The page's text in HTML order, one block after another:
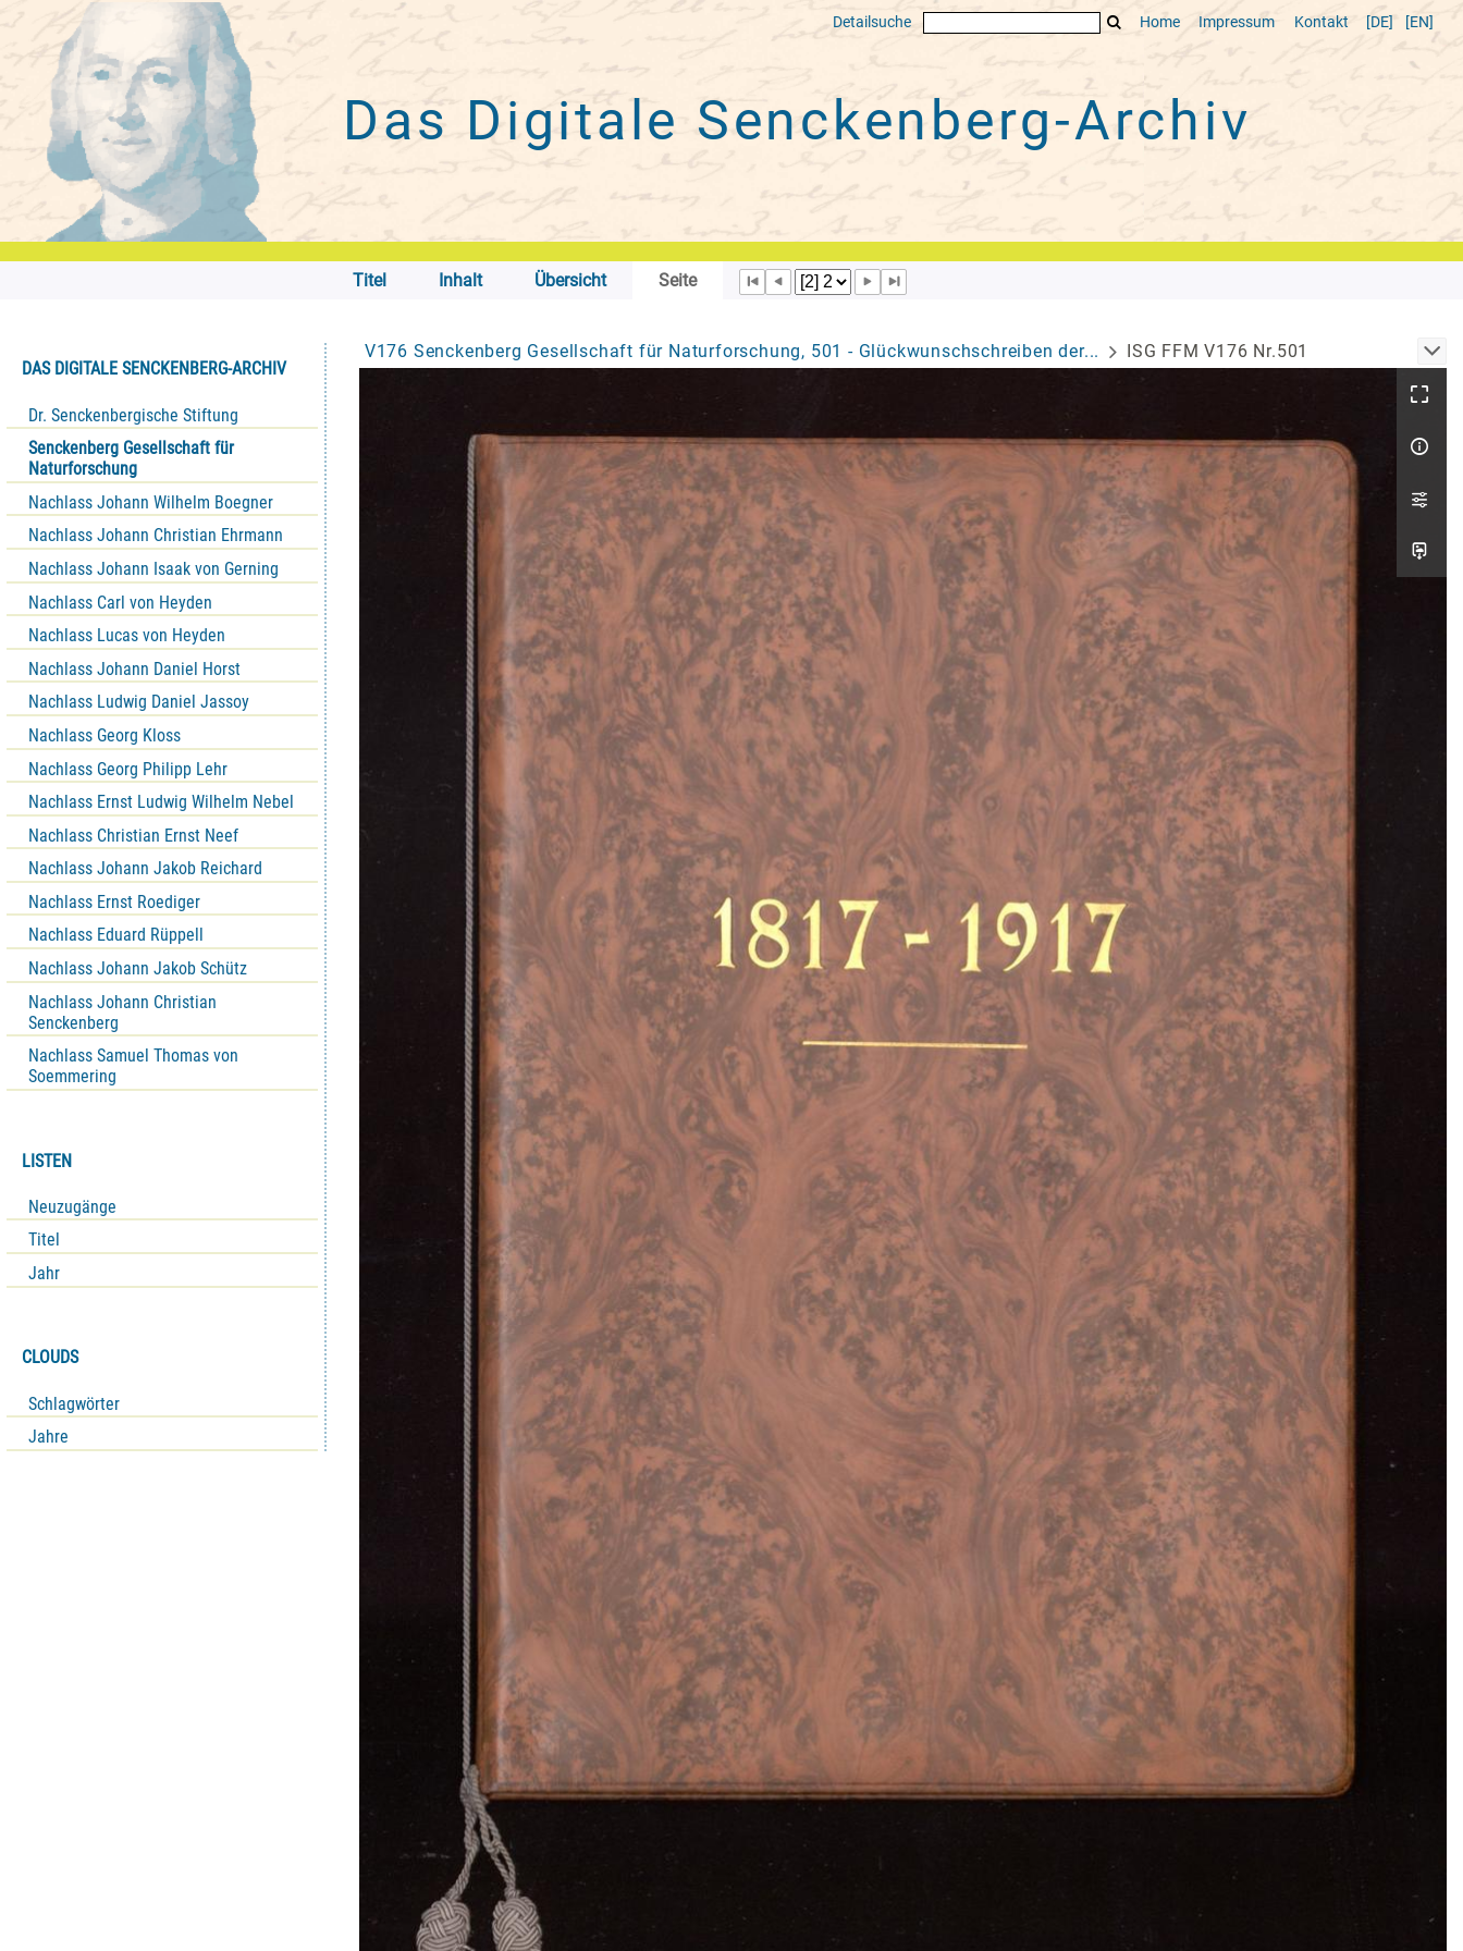
Detailsuche Home Impressum Kontakt [DE] [EN]
Das Digitale Senckenberg-Archiv
Titel Inhalt Übersicht Seite
DAS DIGITALE SENCKENBERG-ARCHIV
Dr. Senckenbergische Stiftung
Senckenberg Gesellschaft für
Naturforschung
Nachlass Johann Wilhelm Boegner
Nachlass Johann Christian Ehrmann
Nachlass Johann Isaak von Gerning
Nachlass Carl von Heyden
Nachlass Lucas von Heyden
Nachlass Johann Daniel Horst
Nachlass Ludwig Daniel Jassoy
Nachlass Georg Kloss
Nachlass Georg Philipp Lehr
Nachlass Ernst Ludwig Wilhelm Nebel
Nachlass Christian Ernst Neef
Nachlass Johann Jakob Reichard
Nachlass Ernst Roediger
Nachlass Eduard Rüppell
Nachlass Johann Jakob Schütz
Nachlass Johann Christian
Senckenberg
Nachlass Samuel Thomas von
Soemmering
LISTEN
Neuzugänge
Titel
Jahr
CLOUDS
Schlagwörter
Jahre
V176 Senckenberg Gesellschaft für Naturforschung, 501 - Glückwunschschreiben der... ISG FFM V176 Nr.501